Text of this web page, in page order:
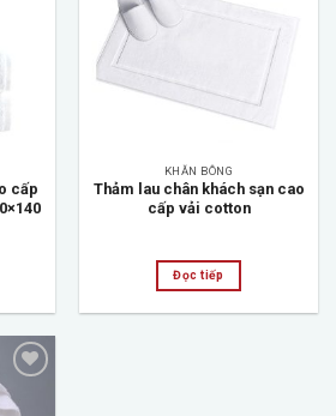
cấp
wishlist
KHĂN BÔNG
Thảm lau chân khách sạn cao
cấp vải cotton
Đọc tiếp